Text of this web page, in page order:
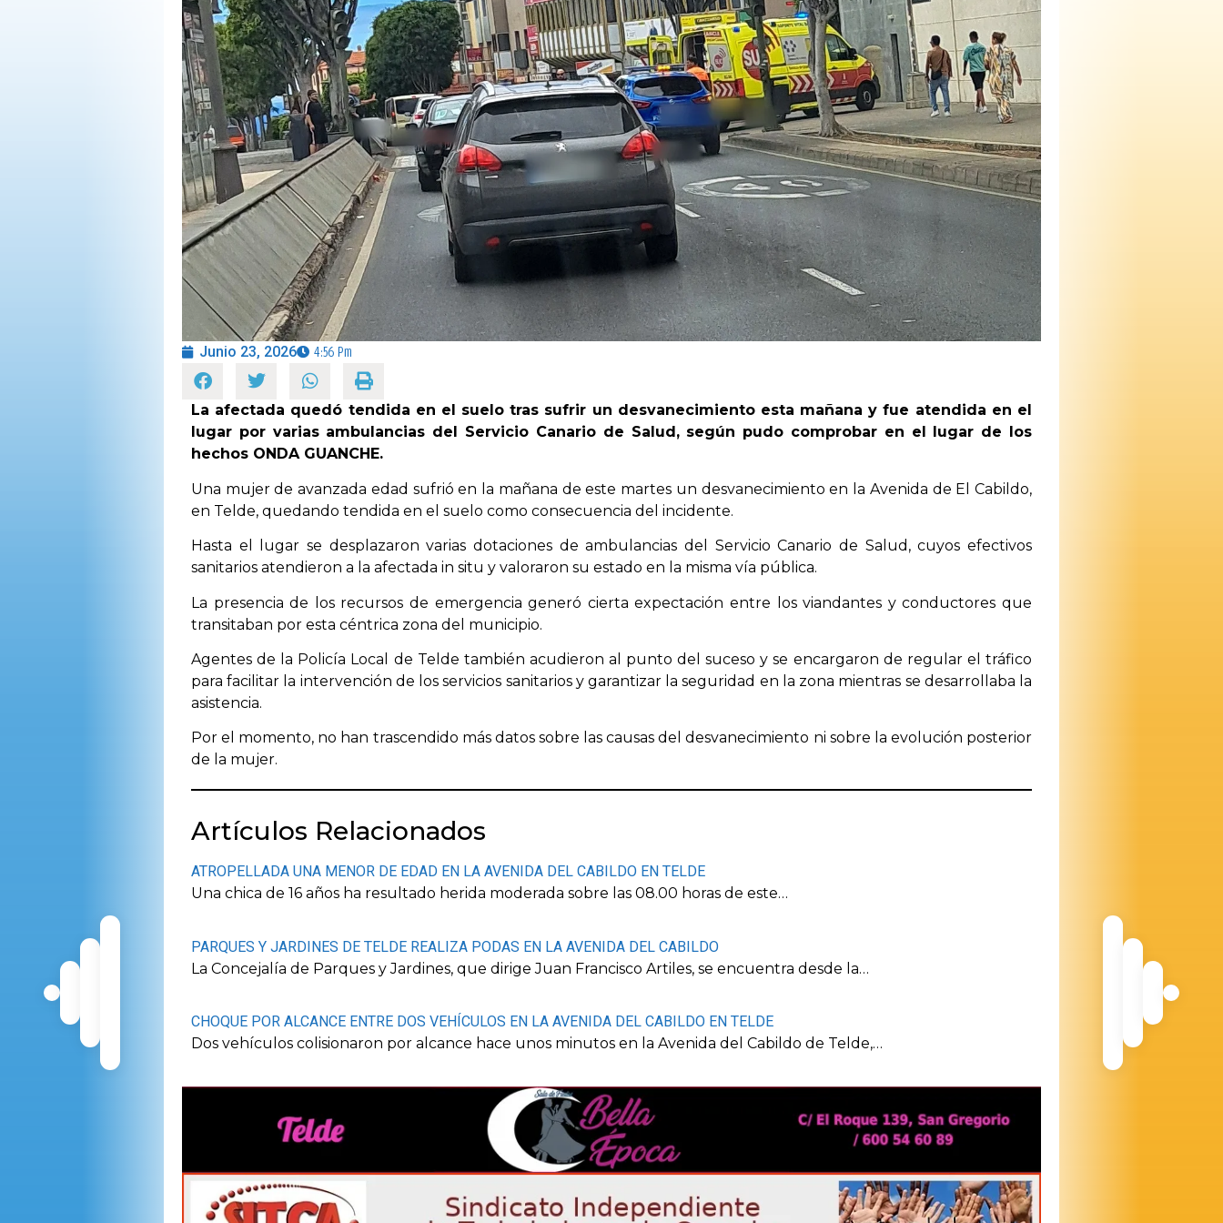
OPINIÓN
PROGRAMAS
Junio 23, 2026 4:56 Pm
La afectada quedó tendida en el suelo tras sufrir un desvanecimiento esta mañana y fue atendida en el
lugar por varias ambulancias del Servicio Canario de Salud, según pudo comprobar en el lugar de los
hechos ONDA GUANCHE.
Una mujer de avanzada edad sufrió en la mañana de este martes un desvanecimiento en la Avenida de El Cabildo,
en Telde, quedando tendida en el suelo como consecuencia del incidente.
Hasta el lugar se desplazaron varias dotaciones de ambulancias del Servicio Canario de Salud, cuyos efectivos
sanitarios atendieron a la afectada in situ y valoraron su estado en la misma vía pública.
La presencia de los recursos de emergencia generó cierta expectación entre los viandantes y conductores que
transitaban por esta céntrica zona del municipio.
Agentes de la Policía Local de Telde también acudieron al punto del suceso y se encargaron de regular el tráfico
para facilitar la intervención de los servicios sanitarios y garantizar la seguridad en la zona mientras se desarrollaba la
asistencia.
Por el momento, no han trascendido más datos sobre las causas del desvanecimiento ni sobre la evolución posterior
de la mujer.
Artículos Relacionados
ATROPELLADA UNA MENOR DE EDAD EN LA AVENIDA DEL CABILDO EN TELDE
Una chica de 16 años ha resultado herida moderada sobre las 08.00 horas de este…
PARQUES Y JARDINES DE TELDE REALIZA PODAS EN LA AVENIDA DEL CABILDO
La Concejalía de Parques y Jardines, que dirige Juan Francisco Artiles, se encuentra desde la…
CHOQUE POR ALCANCE ENTRE DOS VEHÍCULOS EN LA AVENIDA DEL CABILDO EN TELDE
Dos vehículos colisionaron por alcance hace unos minutos en la Avenida del Cabildo de Telde,…